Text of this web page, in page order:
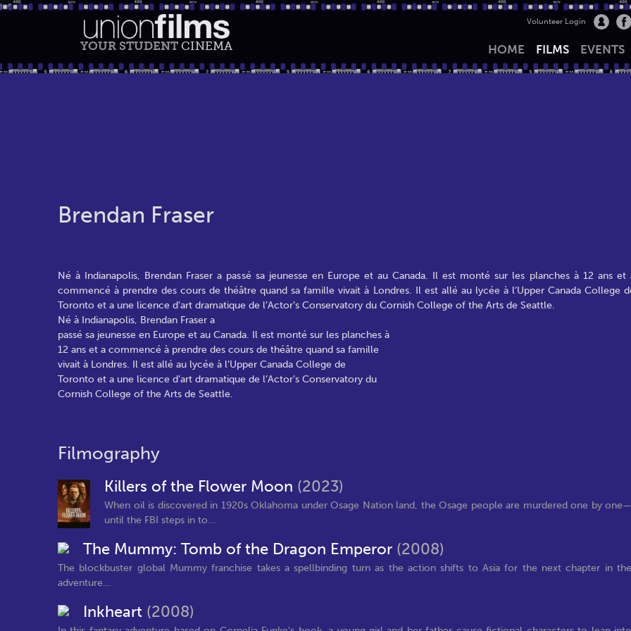
YOUR STUDENT CINEMA
Volunteer Login
HOME FILMS EVENTS
Brendan Fraser
Né à Indianapolis, Brendan Fraser a passé sa jeunesse en Europe et au Canada. Il est monté sur les planches à 12 ans et
commencé à prendre des cours de théâtre quand sa famille vivait à Londres. Il est allé au lycée à l’Upper Canada College
Toronto et a une licence d’art dramatique de l’Actor’s Conservatory du Cornish College of the Arts de Seattle.
Né à Indianapolis, Brendan Fraser a
passé sa jeunesse en Europe et au Canada. Il est monté sur les planches à
12 ans et a commencé à prendre des cours de théâtre quand sa famille
vivait à Londres. Il est allé au lycée à l’Upper Canada College de
Toronto et a une licence d’art dramatique de l’Actor’s Conservatory du
Cornish College of the Arts de Seattle.
Filmography
Killers of the Flower Moon (2023)
When oil is discovered in 1920s Oklahoma under Osage Nation land, the Osage people are murdered one by one—
until the FBI steps in to...
The Mummy: Tomb of the Dragon Emperor (2008)
The blockbuster global Mummy franchise takes a spellbinding turn as the action shifts to Asia for the next chapter in the
adventure...
Inkheart (2008)